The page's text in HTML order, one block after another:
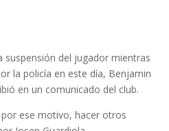
suspensión del jugador mientras
la policía en este día, Benjamin
en un comunicado del club.
ese motivo, hacer otros